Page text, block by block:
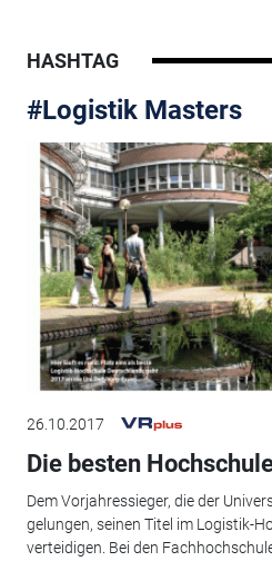
HASHTAG
#Logistik Masters
26.10.2017
Die besten
Dem Vorjahressieger, die der
gelungen, seinen Titel im Logistik-
verteidigen. Bei den